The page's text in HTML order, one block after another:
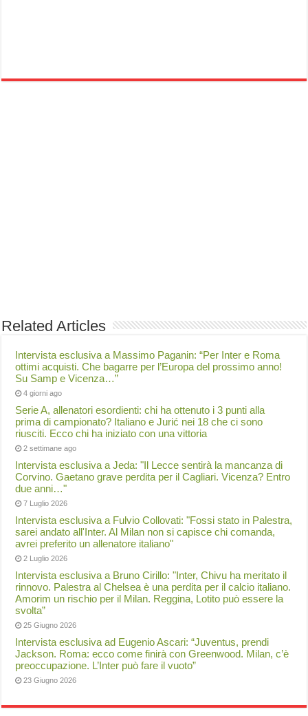
Related Articles
Intervista esclusiva a Massimo Paganin: “Per Inter e Roma
ottimi acquisti. Che bagarre per l’Europa del prossimo anno!
Su Samp e Vicenza…”
4 giorni ago
Serie A, allenatori esordienti: chi ha ottenuto i 3 punti alla
prima di campionato? Italiano e Jurić nei 18 che ci sono
riusciti. Ecco chi ha iniziato con una vittoria
2 settimane ago
Intervista esclusiva a Jeda: "Il Lecce sentirà la mancanza di
Corvino. Gaetano grave perdita per il Cagliari. Vicenza? Entro
due anni…"
7 Luglio 2026
Intervista esclusiva a Fulvio Collovati: "Fossi stato in Palestra,
sarei andato all'Inter. Al Milan non si capisce chi comanda,
avrei preferito un allenatore italiano"
2 Luglio 2026
Intervista esclusiva a Bruno Cirillo: "Inter, Chivu ha meritato il
rinnovo. Palestra al Chelsea è una perdita per il calcio italiano.
Amorim un rischio per il Milan. Reggina, Lotito può essere la
svolta”
25 Giugno 2026
Intervista esclusiva ad Eugenio Ascari: “Juventus, prendi
Jackson. Roma: ecco come finirà con Greenwood. Milan, c’è
preoccupazione. L’Inter può fare il vuoto”
23 Giugno 2026